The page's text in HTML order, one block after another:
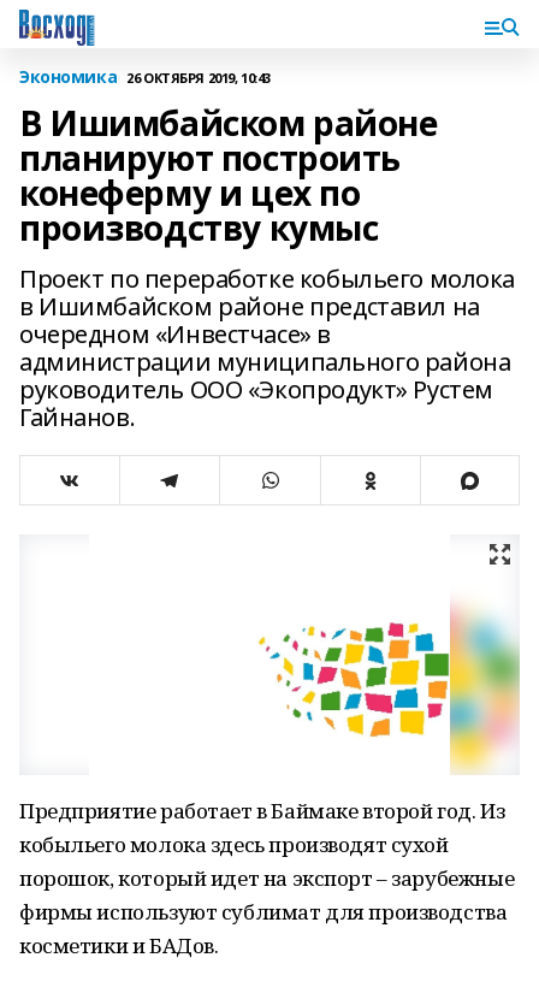
Экономика 26 ОКТЯБРЯ 2019, 10:43
В Ишимбайском районе
планируют построить
конеферму и цех по
производству кумыс
Проект по переработке кобыльего молока
в Ишимбайском районе представил на
очередном «Инвестчасе» в
администрации муниципального района
руководитель ООО «Экопродукт» Рустем
Гайнанов.
Предприятие работает в Баймаке второй год. Из
кобыльего молока здесь производят сухой
порошок, который идет на экспорт – зарубежные
фирмы используют сублимат для производства
косметики и БАДов.